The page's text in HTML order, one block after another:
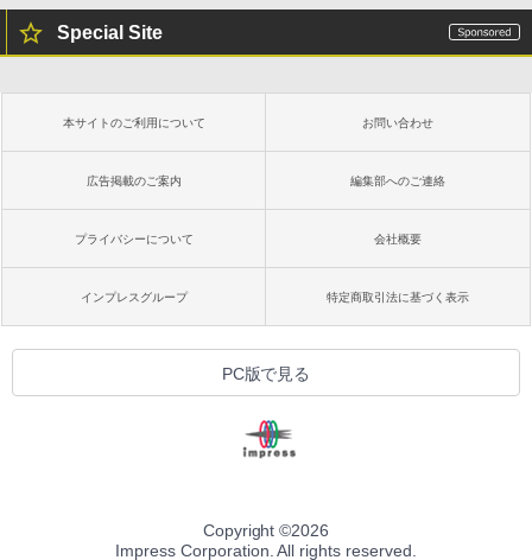
Special Site
本サイトのご利用について お問い合わせ
広告掲載のご案内 編集部へのご連絡
プライバシーについて 会社概要
インプレスグループ 特定商取引法に基づく表示
PC版で見る
Copyright ©2026
Impress Corporation. All rights reserved.